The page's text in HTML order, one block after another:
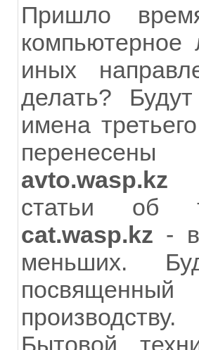
Пришло
иных
делать?
имена
avto.wasp.kz
статьи об
cat.wasp.kz -
меньших.
Бытовой